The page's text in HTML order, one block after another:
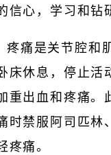
信心，学习和钻
疼痛是关节腔和
床休息，停止活
重出血和疼痛。
时禁服阿司匹林
疼痛。
内凝血）